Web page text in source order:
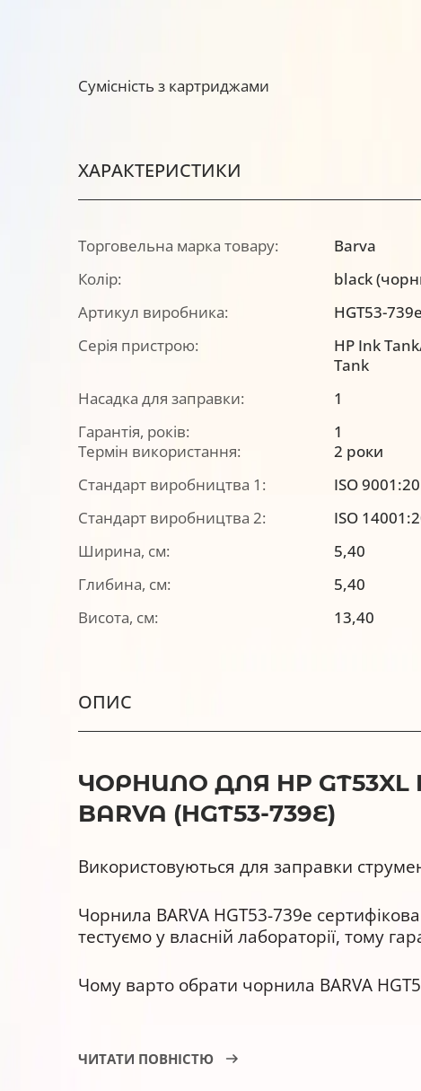
Сумісність з картриджами
ХАРАКТЕРИСТИКИ
Торговельна марка товару:
Barva
Колір:
black
Артикул виробника:
HGT53-739e
Серія пристрою:
HP Ink
Tank
Насадка для заправки:
1
Гарантія, років:
1
Термін використання:
2 роки
Стандарт виробництва 1:
ISO
Стандарт виробництва 2:
ISO
Ширина, см:
5,40
Глибина, см:
5,40
Висота, см:
13,40
ОПИС
ЧОРНИЛО ДЛЯ HP GT53XL
BARVA (HGT53-739E)
Використовуються для заправки
Чорнила BARVA HGT53-739e
тестуємо у власній лабораторії, тому
Чому варто обрати чорнила BARVA
Вони сумісні з оригінальними
ЧИТАТИ ПОВНІСТЮ